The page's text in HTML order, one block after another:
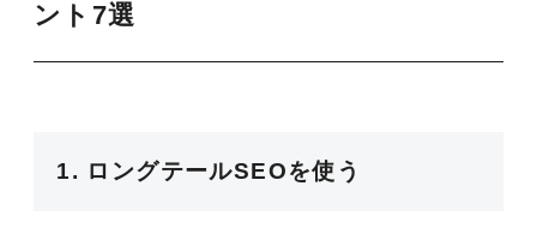
ント7選
1. ロングテールSEOを使う